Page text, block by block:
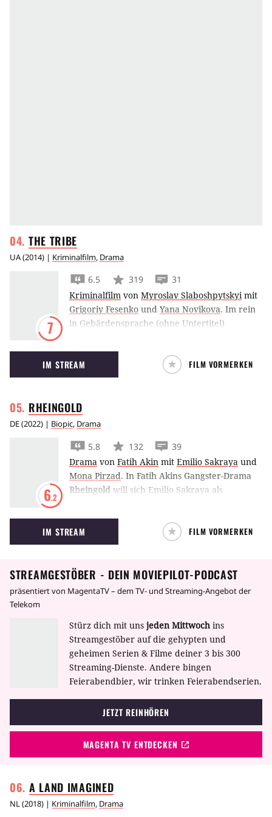
THE TRIBE
UA(2014) | Kriminalfilm, Drama
7
6.5 319
31
Kriminalfilm von Myroslav Slaboshpytskyi mit
Grigoriy Fesenko und Yana Novikova. Im rein
in Gebärdensprache (ohne Untertitel)
taubstummer Teenager an seinem neuen
Internat erst den Anschluss, als er sich einen
besonderen Club von Regelbrechern
IM STREAM FILM VORMERKEN
RHEINGOLD
DE(2022) | Biopic, Drama
6.2
5.8 132
39
Drama von Fatih Akin mit Emilio Sakraya und
Mona Pirzad. In Fatih Akins Gangster-Drama
Rheingold will sich Emilio Sakraya als
Zur Not auch mit einem großen Diebstahl.
IM STREAM FILM VORMERKEN
STREAMGESTÖBER - DEIN MOVIEPILOT-PODCAST
präsentiert von MagentaTV – dem TV- und Streaming-Angebot der
Telekom
Stürz dich mit uns jeden Mittwoch ins
Streamgestöber auf die gehypten und
geheimen Serien & Filme deiner 3 bis 300
Streaming-Dienste. Andere bingen
Feierabendbier, wir trinken Feierabendserien.
JETZT REINHÖREN
MAGENTA TV ENTDECKEN
A LAND IMAGINED
NL(2018) | Kriminalfilm, Drama